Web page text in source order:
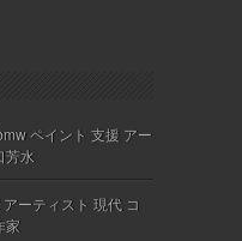
ペイント 支援 アー
芳水
ーティスト 現代 コ
家